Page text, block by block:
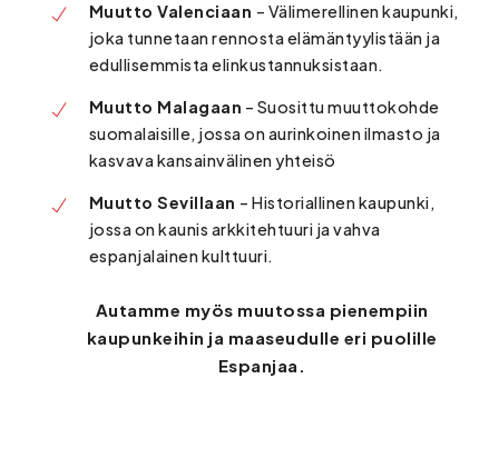
Muutto Valenciaan – Välimerellinen kaupunki,
joka tunnetaan rennosta elämäntyylistään ja
edullisemmista elinkustannuksistaan.
Muutto Malagaan – Suosittu muuttokohde
suomalaisille, jossa on aurinkoinen ilmasto ja
kasvava kansainvälinen yhteisö
Muutto Sevillaan – Historiallinen kaupunki,
jossa on kaunis arkkitehtuuri ja vahva
espanjalainen kulttuuri.
Autamme myös muutossa pienempiin
kaupunkeihin ja maaseudulle eri puolille
Espanjaa.